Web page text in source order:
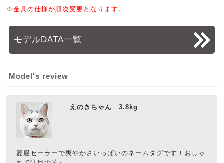
※金具の仕様が順次変更となります。
モデルDATA一覧
Model's review
えのきちゃん 3.8kg
夏服セーラーで爽やかさいっぱいのネームタグです！おしゃ